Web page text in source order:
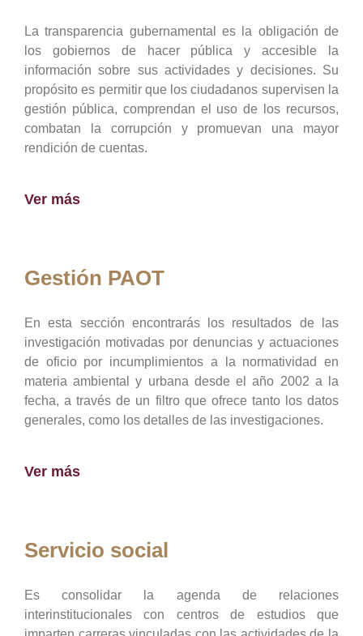
La transparencia gubernamental es la obligación de
los gobiernos de hacer pública y accesible la
información sobre sus actividades y decisiones. Su
propósito es permitir que los ciudadanos supervisen la
gestión pública, comprendan el uso de los recursos,
combatan la corrupción y promuevan una mayor
rendición de cuentas.
Ver más
Gestión PAOT
En esta sección encontrarás los resultados de las
investigación motivadas por denuncias y actuaciones
de oficio por incumplimientos a la normatividad en
materia ambiental y urbana desde el año 2002 a la
fecha, a través de un filtro que ofrece tanto los datos
generales, como los detalles de las investigaciones.
Ver más
Servicio social
Es consolidar la agenda de relaciones
interinstitucionales con centros de estudios que